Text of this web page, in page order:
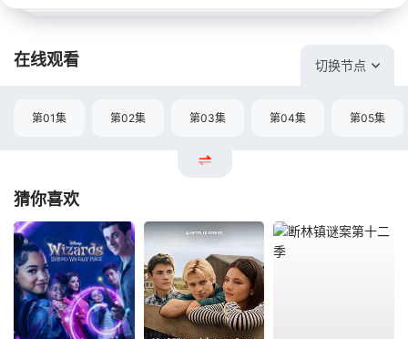
在线观看 切换节点
第01集 第02集 第03集 第04集 第05集
猜你喜欢